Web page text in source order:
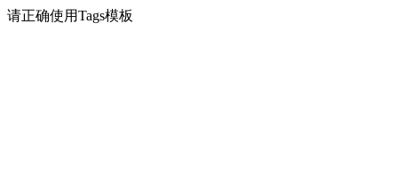
请正确使用Tags模板